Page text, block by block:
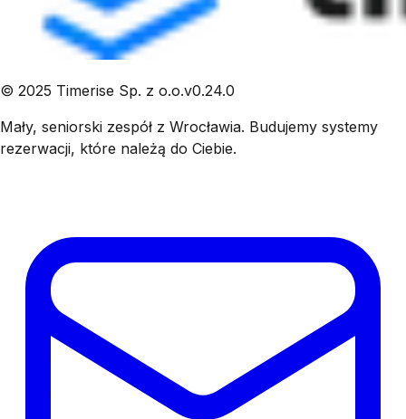
© 2025 Timerise Sp. z o.o.v0.24.0
Mały, seniorski zespół z Wrocławia. Budujemy systemy
rezerwacji, które należą do Ciebie.